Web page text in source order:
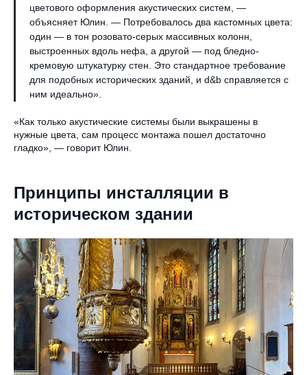
цветового оформления акустических систем, —
объясняет Юлин. — Потребовалось два кастомных цвета:
один — в тон розовато-серых массивных колонн,
выстроенных вдоль нефа, а другой — под бледно-
кремовую штукатурку стен. Это стандартное требование
для подобных исторических зданий, и d&b справляется с
ним идеально».
«Как только акустические системы были выкрашены в
нужные цвета, сам процесс монтажа пошел достаточно
гладко», — говорит Юлин.
Принципы инсталляции в
историческом здании